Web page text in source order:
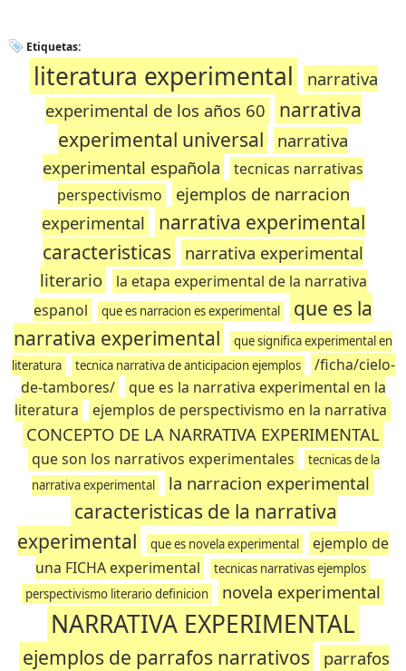
Etiquetas:
literatura experimental
narrativa
experimental de los años 60
narrativa
experimental universal
narrativa
experimental española
tecnicas narrativas
perspectivismo
ejemplos de narracion
experimental
narrativa experimental
caracteristicas
narrativa experimental
literario
la etapa experimental de la narrativa
espanol
que es narracion es experimental
que es la
narrativa experimental
que significa experimental en
literatura
tecnica narrativa de anticipacion ejemplos
/ficha/cielo-
de-tambores/
que es la narrativa experimental en la
literatura
ejemplos de perspectivismo en la narrativa
CONCEPTO DE LA NARRATIVA EXPERIMENTAL
que son los narrativos experimentales
tecnicas de la
narrativa experimental
la narracion experimental
caracteristicas de la narrativa
experimental
que es novela experimental
ejemplo de
una FICHA experimental
tecnicas narrativas ejemplos
perspectivismo literario definicion
novela experimental
NARRATIVA EXPERIMENTAL
ejemplos de parrafos narrativos
parrafos